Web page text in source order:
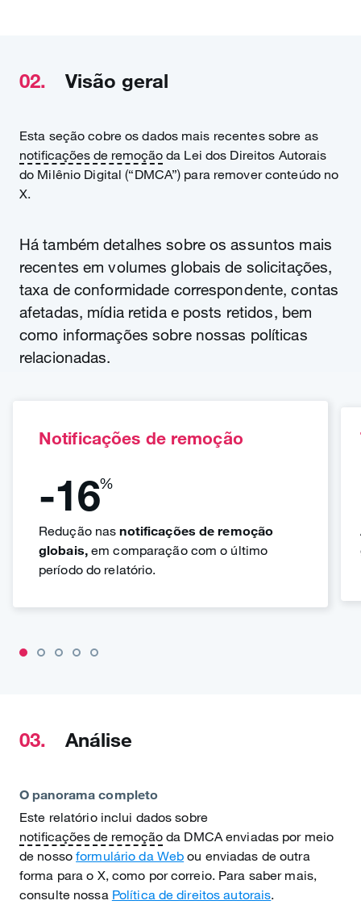
02. Visão geral
Esta seção cobre os dados mais recentes sobre as
notificações de remoção da Lei dos Direitos Autorais
do Milênio Digital (“DMCA”) para remover conteúdo no
X.
Há também detalhes sobre os assuntos mais
recentes em volumes globais de solicitações,
taxa de conformidade correspondente, contas
afetadas, mídia retida e posts retidos, bem
como informações sobre nossas políticas
relacionadas.
Notificações de remoção
-16%
Redução nasnotificações de remoção
globais,em comparação com o último
período do relatório.
03. Análise
O panorama completo
Este relatório inclui dados sobre
notificações de remoção da DMCA enviadas por meio
de nossoformulário da Web ou enviadas de outra
forma para o X, como por correio. Para saber mais,
consulte nossa Política de direitos autorais.